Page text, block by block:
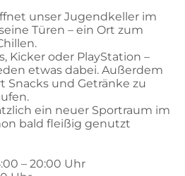
unser Jugendkeller im
Türen – ein Ort zum
Kicker oder PlayStation –
etwas dabei. Außerdem
Snacks und Getränke zu
ein neuer Sportraum im
bald fleißig genutzt
– 20:00 Uhr